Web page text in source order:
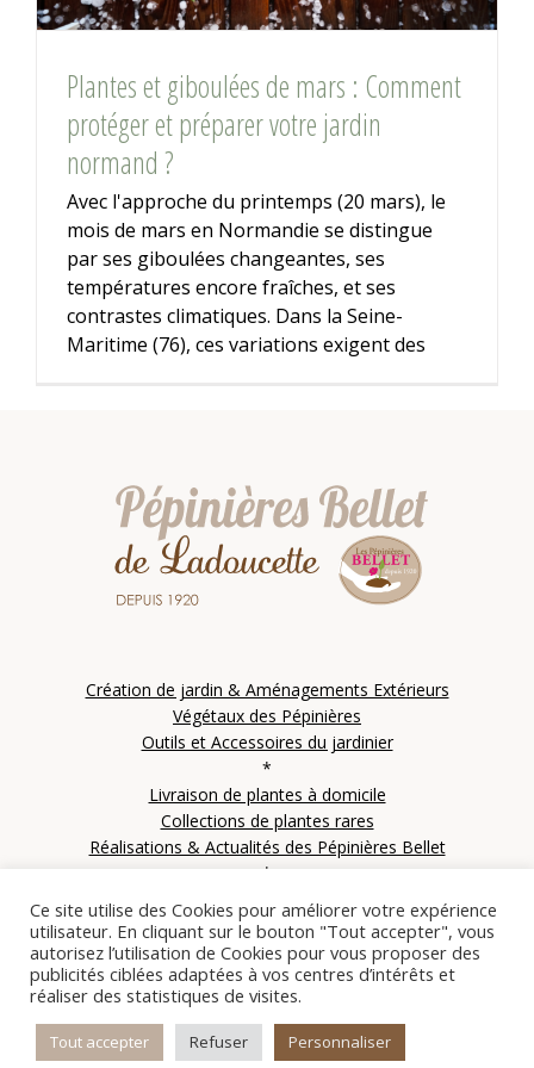
Plantes et giboulées de mars : Comment
protéger et préparer votre jardin
normand ?
Avec l'approche du printemps (20 mars), le
mois de mars en Normandie se distingue
par ses giboulées changeantes, ses
températures encore fraîches, et ses
contrastes climatiques. Dans la Seine-
Maritime (76), ces variations exigent des
Création de jardin & Aménagements Extérieurs
Végétaux des Pépinières
Outils et Accessoires du jardinier
*
Livraison de plantes à domicile
Collections de plantes rares
Réalisations & Actualités des Pépinières Bellet
*
Contactez les Pépinières Bellet
© Copyright 2021 SARL Le clos des IFS – Les pépinières Bellet de Ladoucette – Tous
Ce site utilise des Cookies pour améliorer votre expérience
utilisateur. En cliquant sur le bouton "Tout accepter", vous
autorisez l’utilisation de Cookies pour vous proposer des
publicités ciblées adaptées à vos centres d’intérêts et
réaliser des statistiques de visites.
Tout accepter Refuser Personnaliser